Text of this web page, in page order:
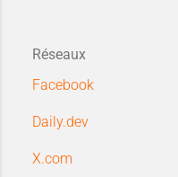
Réseaux
Facebook
Daily.dev
X.com